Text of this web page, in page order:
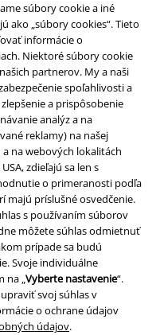
súbory cookie a iné
ako „súbory cookies“. Tieto
informácie o
Niektoré súbory cookie
partnerov. My a naši
spoľahlivosti a
a prispôsobenie
analýz a na
reklamy) na našej
na webových lokalitách
zdieľajú sa len s
o primeranosti podľa
majú príslušné osvedčenie.
s používaním súborov
môžete súhlas odmietnuť
prípade sa budú
Svoje individuálne
na „Vyberte nastavenie“.
svoj súhlas v
o ochrane údajov
údajov.
komunity!
prevod Platba na dobierku